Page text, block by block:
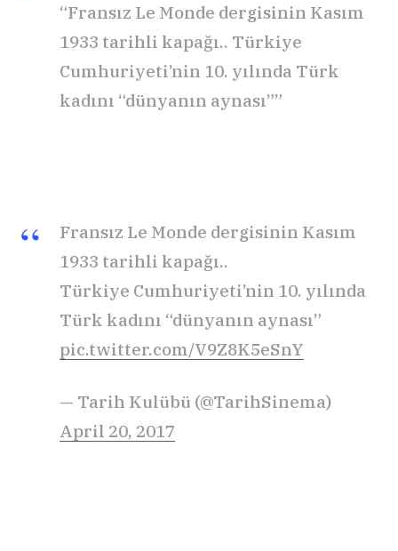
“Fransız Le Monde dergisinin Kasım
1933 tarihli kapağı.. Türkiye
Cumhuriyeti’nin 10. yılında Türk
kadını “dünyanın aynası””
Fransız Le Monde dergisinin Kasım
1933 tarihli kapağı..
Türkiye Cumhuriyeti’nin 10. yılında
Türk kadını “dünyanın aynası”
pic.twitter.com/V9Z8K5eSnY
— Tarih Kulübü (@TarihSinema)
April 20, 2017